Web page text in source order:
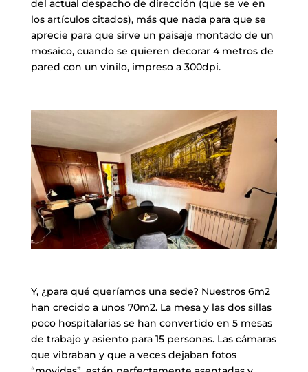
del actual despacho de dirección (que se ve en
los artículos citados), más que nada para que se
aprecie para que sirve un paisaje montado de un
mosaico, cuando se quieren decorar 4 metros de
pared con un vinilo, impreso a 300dpi.
​Y, ¿para qué queríamos una sede? Nuestros 6m2
han crecido a unos 70m2. La mesa y las dos sillas
poco hospitalarias se han convertido en 5 mesas
de trabajo y asiento para 15 personas. Las cámaras
que vibraban y que a veces dejaban fotos